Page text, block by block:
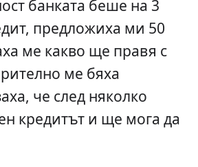
банката беше на 3
предложиха ми 50
ме какво ще правя с
ме бяха
че след няколко
кредитът и ще мога да